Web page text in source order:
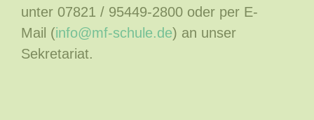
unter 07821 / 95449-2800 oder per E-
Mail (info@mf-schule.de) an unser
Sekretariat.